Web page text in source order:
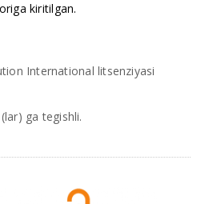
kiritilgan.
International litsenziyasi
ga tegishli.